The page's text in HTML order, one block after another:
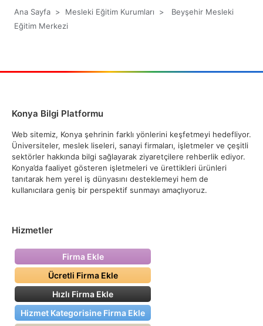
Ana Sayfa > Mesleki Eğitim Kurumları >
Beyşehir Mesleki
Eğitim Merkezi
Konya Bilgi Platformu
Web sitemiz, Konya şehrinin farklı yönlerini keşfetmeyi hedefliyor.
Üniversiteler, meslek liseleri, sanayi firmaları, işletmeler ve çeşitli
sektörler hakkında bilgi sağlayarak ziyaretçilere rehberlik ediyor.
Konya’da faaliyet gösteren işletmeleri ve ürettikleri ürünleri
tanıtarak hem yerel iş dünyasını desteklemeyi hem de
kullanıcılara geniş bir perspektif sunmayı amaçlıyoruz.
Hizmetler
Firma Ekle
Ücretli Firma Ekle
Hızlı Firma Ekle
Hizmet Kategorisine Firma Ekle